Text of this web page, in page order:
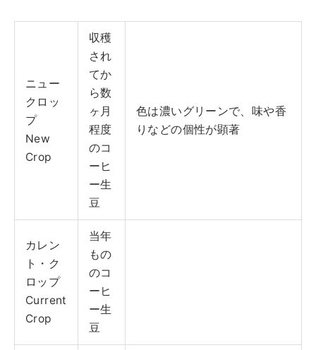
ニュー
クロッ
プ
New
Crop
収穫
され
てか
ら数
ヶ月
程度
のコ
ーヒ
ー生
豆
色は濃いグリーンで、味や香
りなどの個性が顕著
カレン
ト・ク
ロップ
Current
Crop
当年
もの
のコ
ーヒ
ー生
豆